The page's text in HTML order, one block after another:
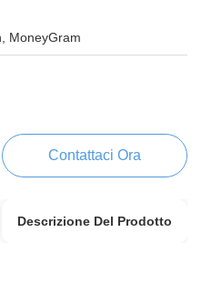
MoneyGram
Contattaci Ora
Descrizione Del Prodotto